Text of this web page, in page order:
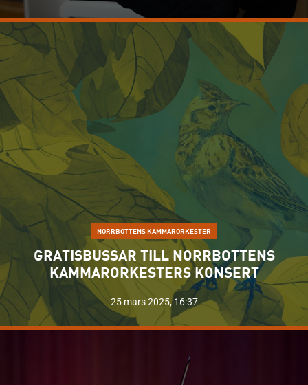
LÄS MER OM "FÖRSTA VINNAREN AV "THE JAN
NORRBOTTENS KAMMARORKESTER
GRATISBUSSAR TILL NORRBOTTENS
KAMMARORKESTERS KONSERT
25 mars 2025, 16:37